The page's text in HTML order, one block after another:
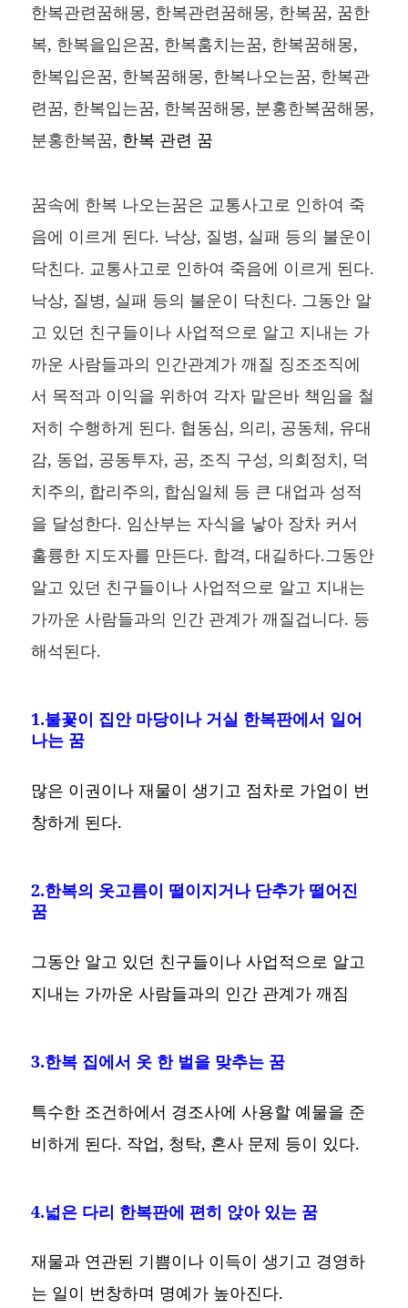
한복관련꿈해몽, 한복관련꿈해몽, 한복꿈, 꿈한
복, 한복을입은꿈, 한복훔치는꿈, 한복꿈해몽,
한복입은꿈, 한복꿈해몽, 한복나오는꿈, 한복관
련꿈, 한복입는꿈, 한복꿈해몽, 분홍한복꿈해몽,
분홍한복꿈, 한복 관련 꿈
꿈속에 한복 나오는꿈은 교통사고로 인하여 죽
음에 이르게 된다. 낙상, 질병, 실패 등의 불운이
닥친다. 교통사고로 인하여 죽음에 이르게 된다.
낙상, 질병, 실패 등의 불운이 닥친다. 그동안 알
고 있던 친구들이나 사업적으로 알고 지내는 가
까운 사람들과의 인간관계가 깨질 징조조직에
서 목적과 이익을 위하여 각자 맡은바 책임을 철
저히 수행하게 된다. 협동심, 의리, 공동체, 유대
감, 동업, 공동투자, 공, 조직 구성, 의회정치, 덕
치주의, 합리주의, 합심일체 등 큰 대업과 성적
을 달성한다. 임산부는 자식을 낳아 장차 커서
훌륭한 지도자를 만든다. 합격, 대길하다.그동안
알고 있던 친구들이나 사업적으로 알고 지내는
가까운 사람들과의 인간 관계가 깨질겁니다. 등
해석된다.
1.불꽃이 집안 마당이나 거실 한복판에서 일어
나는 꿈
많은 이권이나 재물이 생기고 점차로 가업이 번
창하게 된다.
2.한복의 옷고름이 떨이지거나 단추가 떨어진
꿈
그동안 알고 있던 친구들이나 사업적으로 알고
지내는 가까운 사람들과의 인간 관계가 깨짐
3.한복 집에서 옷 한 벌을 맞추는 꿈
특수한 조건하에서 경조사에 사용할 예물을 준
비하게 된다. 작업, 청탁, 혼사 문제 등이 있다.
4.넓은 다리 한복판에 편히 앉아 있는 꿈
재물과 연관된 기쁨이나 이득이 생기고 경영하
는 일이 번창하며 명예가 높아진다.